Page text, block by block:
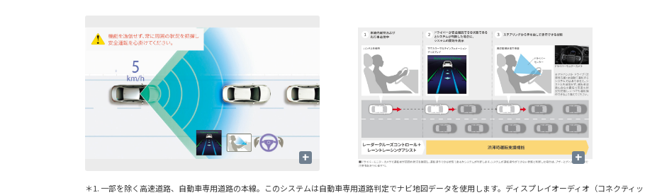
+ +
＊1. 一部を除く高速道路、自動車専用道路の本線。このシステムは自動車専用道路判定でナビ地図データを使用します。ディスプレイオーディオ（コネクテ